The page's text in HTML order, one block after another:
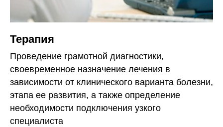
Терапия
Проведение грамотной диагностики,
своевременное назначение лечения в
зависимости от клинического варианта болезни,
этапа ее развития, а также определение
необходимости подключения узкого
специалиста